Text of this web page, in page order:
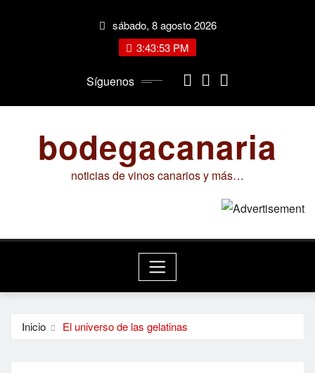
sábado, 8 agosto 2026
3:43:54 PM
Síguenos
bodegacanaria
noticias de vinos canarios y más…
Inicio El universo de las gelatinas